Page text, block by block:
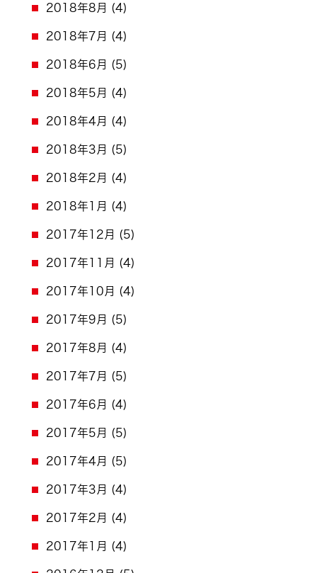
2018年8月 (4)
2018年7月 (4)
2018年6月 (5)
2018年5月 (4)
2018年4月 (4)
2018年3月 (5)
2018年2月 (4)
2018年1月 (4)
2017年12月 (5)
2017年11月 (4)
2017年10月 (4)
2017年9月 (5)
2017年8月 (4)
2017年7月 (5)
2017年6月 (4)
2017年5月 (5)
2017年4月 (5)
2017年3月 (4)
2017年2月 (4)
2017年1月 (4)